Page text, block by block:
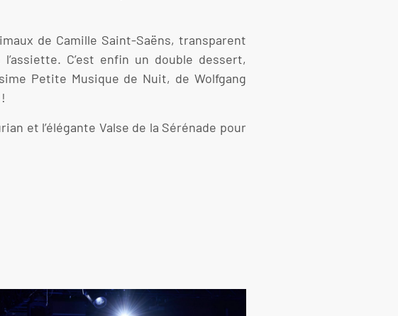
de Camille Saint-Saëns, transparent
C’est enfin un double dessert,
Petite Musique de Nuit, de Wolfgang
et l’élégante Valse de la Sérénade pour